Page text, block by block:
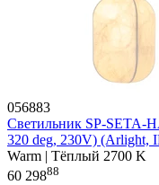
056883
Светильник SP-SETA-
320 deg, 230V) (Arlight,
Warm | Тёплый 2700 K
60 29888